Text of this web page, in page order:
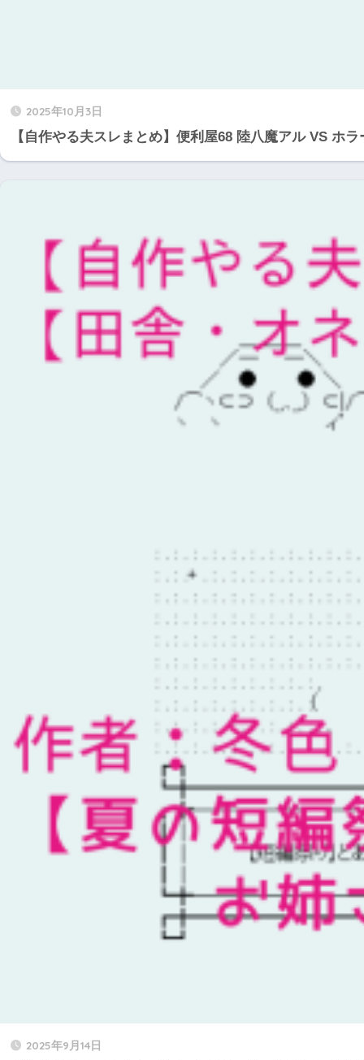
2025年10月3日
【自作やる夫スレまとめ】便利屋68 陸八魔アル VS ホ
2025年9月14日